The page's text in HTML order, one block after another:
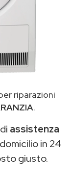
riparazioni
.
assistenza
in 24
giusto.